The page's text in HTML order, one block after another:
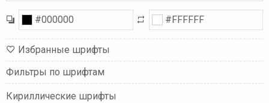
Избранные шрифты
Фильтры по шрифтам
Кириллические шрифты